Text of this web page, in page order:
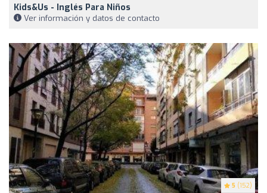
Kids&Us - Inglés Para Niños
Ver información y datos de contacto
5 (152)